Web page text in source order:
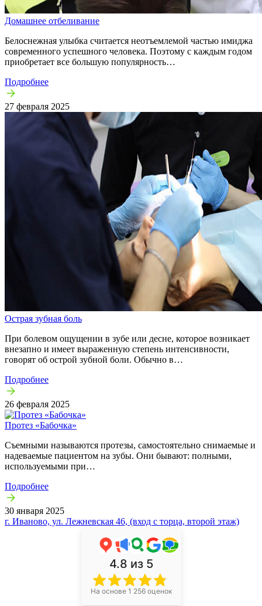
Домашнее отбеливание
Белоснежная улыбка считается неотъемлемой частью имиджа
современного успешного человека. Поэтому с каждым годом
приобретает все большую популярность…
Подробнее
27 февраля 2025
Острая зубная боль
При болевом ощущении в зубе или десне, которое возникает
внезапно и имеет выраженную степень интенсивности,
говорят об острой зубной боли. Обычно в…
Подробнее
26 февраля 2025
Протез «Бабочка»
Съемными называются протезы, самостоятельно снимаемые и
надеваемые пациентом на зубы. Они бывают: полными,
используемыми при…
Подробнее
30 января 2025
г. Иваново, ул. Лежневская 46, (вход с торца, второй этаж)
4.8 из 5
На основе 1 256 оценок